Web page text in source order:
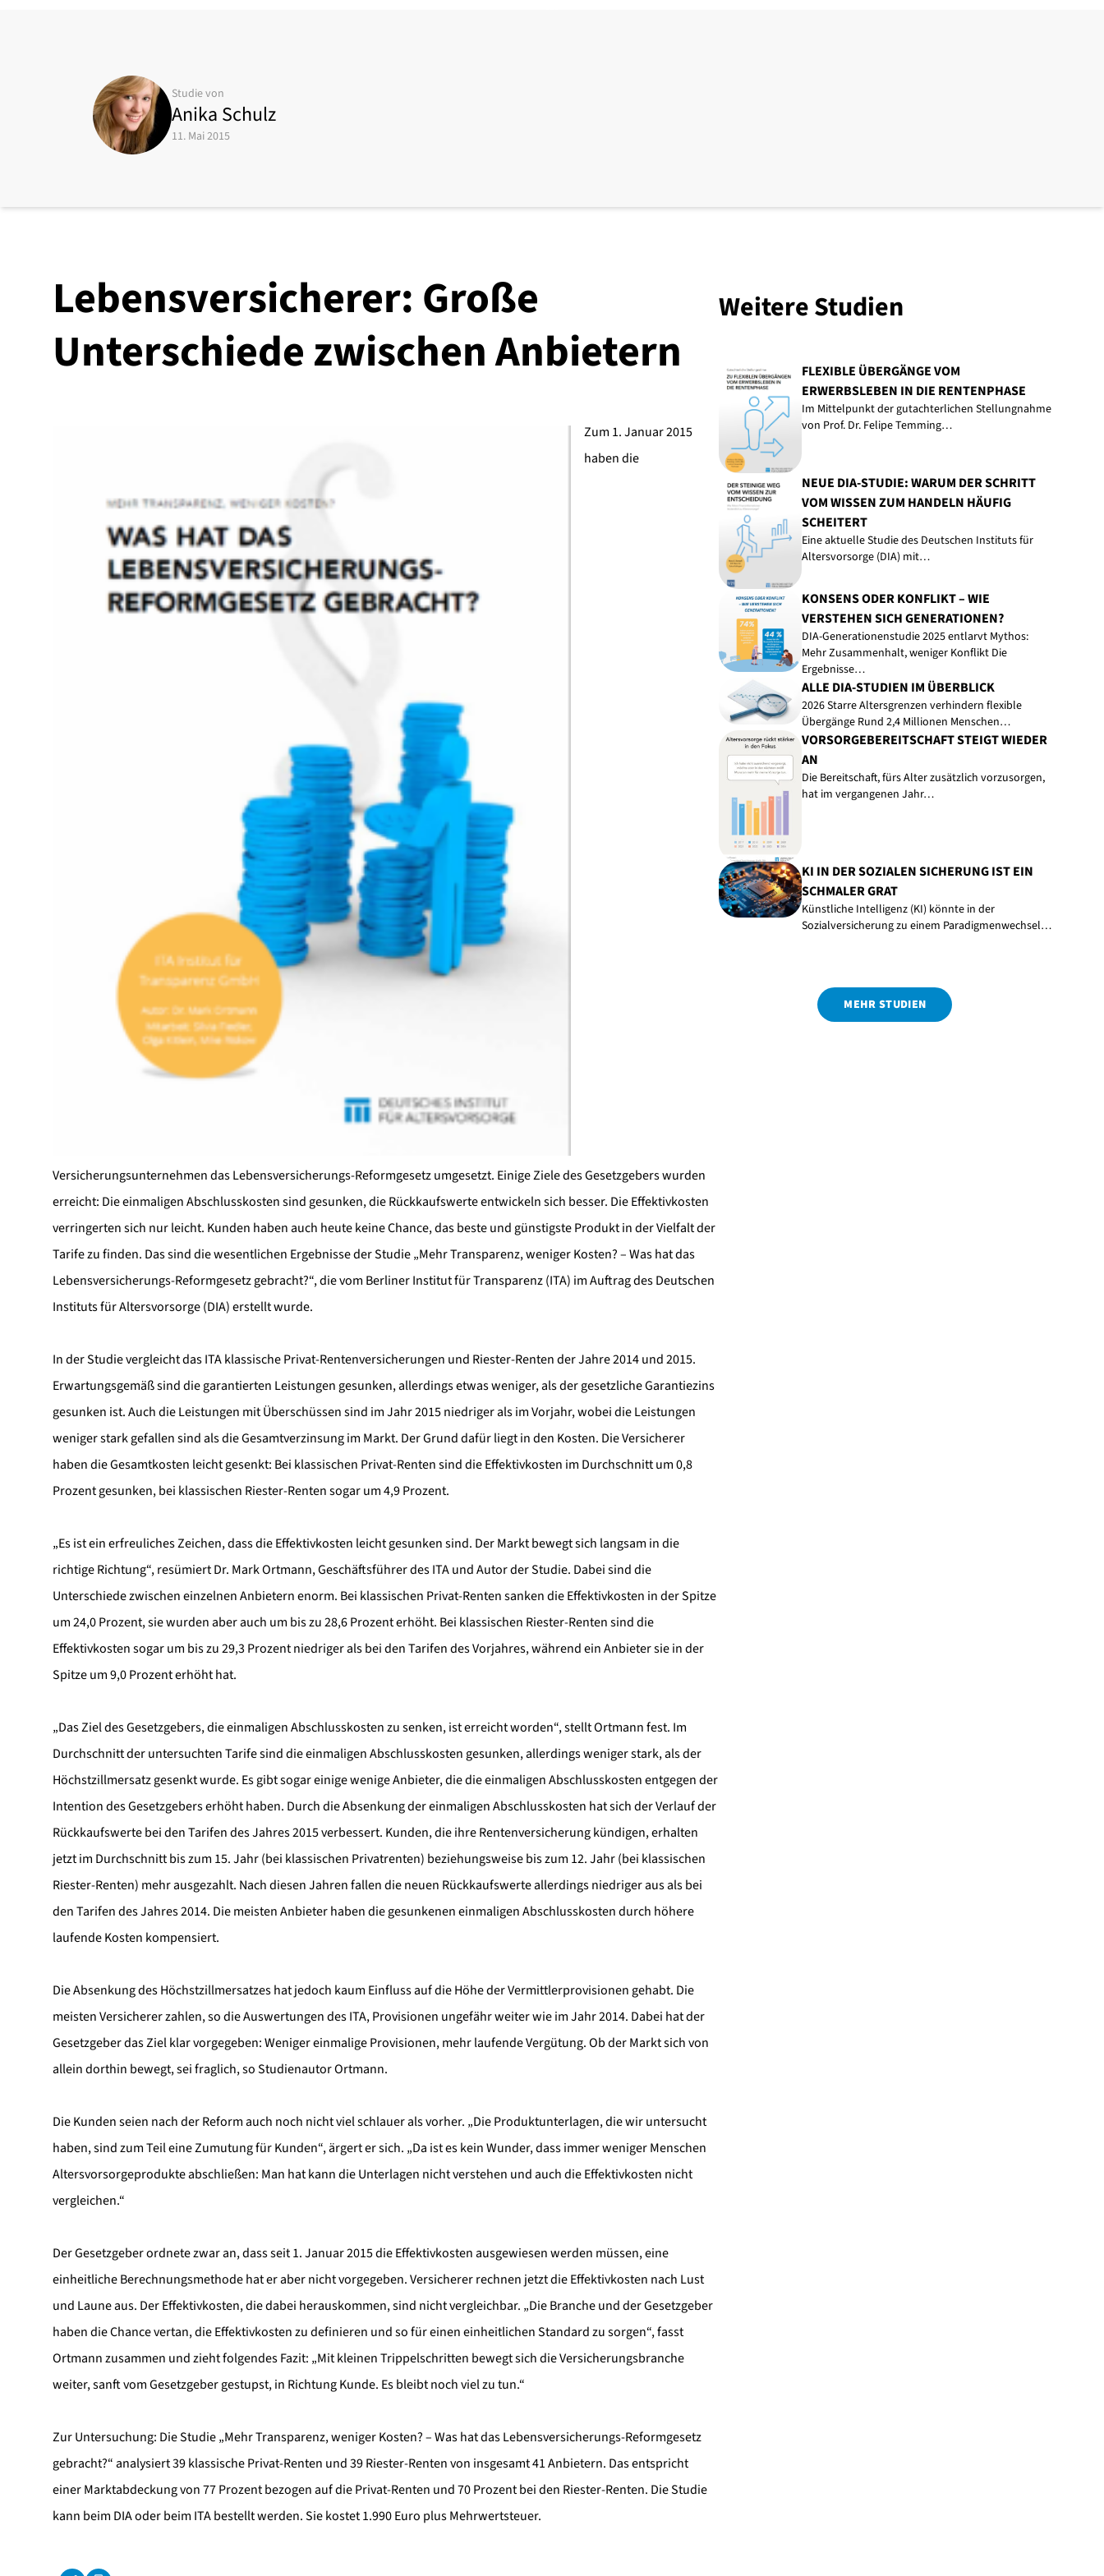
Studie von
Anika Schulz
11. Mai 2015
Lebensversicherer: Große
Unterschiede zwischen Anbietern
Zum 1. Januar 2015
haben die
Versicherungsunternehmen das Lebensversicherungs-Reform­gesetz umgesetzt. Einige Ziele des Gesetzgebers wurden
erreicht: Die einmaligen Abschlusskosten sind gesunken, die Rückkaufswerte entwickeln sich besser. Die Effektivkosten
verringerten sich nur leicht. Kunden haben auch heute keine Chance, das beste und günstigste Produkt in der Vielfalt der
Tarife zu finden. Das sind die wesentlichen Ergebnisse der Studie „Mehr Transparenz, weniger Kosten? – Was hat das
Lebensversicherungs-Reformgesetz gebracht?“, die vom Berliner Institut für Transparenz (ITA) im Auftrag des Deutschen
Instituts für Altersvorsorge (DIA) erstellt wurde.
In der Studie vergleicht das ITA klassische Privat-Renten­ver­sicherungen und Riester-Renten der Jahre 2014 und 2015.
Erwartungsgemäß sind die garantierten Leistungen gesunken, allerdings etwas weniger, als der gesetzliche Garantiezins
gesunken ist. Auch die Leistungen mit Überschüssen sind im Jahr 2015 niedriger als im Vorjahr, wobei die Leistungen
weniger stark gefallen sind als die Gesamtverzinsung im Markt. Der Grund dafür liegt in den Kosten. Die Versicherer
haben die Gesamtkosten leicht gesenkt: Bei klassischen Privat-Renten sind die Effektivkosten im Durchschnitt um 0,8
Prozent gesunken, bei klassischen Riester-Renten sogar um 4,9 Prozent.
„Es ist ein erfreuliches Zeichen, dass die Effektivkosten leicht gesunken sind. Der Markt bewegt sich langsam in die
richtige Richtung“, resümiert Dr. Mark Ortmann, Geschäftsführer des ITA und Autor der Studie. Dabei sind die
Unterschiede zwischen einzelnen Anbietern enorm. Bei klassischen Privat-Renten sanken die Effektivkosten in der Spitze
um 24,0 Prozent, sie wurden aber auch um bis zu 28,6 Prozent erhöht. Bei klassischen Riester-Renten sind die
Effektivkosten sogar um bis zu 29,3 Prozent niedriger als bei den Tarifen des Vorjahres, während ein Anbieter sie in der
Spitze um 9,0 Prozent erhöht hat.
„Das Ziel des Gesetzgebers, die einmaligen Abschlusskosten zu senken, ist erreicht worden“, stellt Ortmann fest. Im
Durchschnitt der untersuchten Tarife sind die einmaligen Abschlusskosten gesunken, allerdings weniger stark, als der
Höchstzillmersatz gesenkt wurde. Es gibt sogar einige wenige Anbieter, die die einmaligen Abschlusskosten entgegen der
Intention des Gesetzgebers erhöht haben. Durch die Absenkung der einmaligen Abschlusskosten hat sich der Verlauf der
Rückkaufswerte bei den Tarifen des Jahres 2015 verbessert. Kunden, die ihre Rentenversicherung kündigen, erhalten
jetzt im Durchschnitt bis zum 15. Jahr (bei klassischen Privatrenten) beziehungsweise bis zum 12. Jahr (bei klassischen
Riester-Renten) mehr ausgezahlt. Nach diesen Jahren fallen die neuen Rückkaufswerte allerdings niedriger aus als bei
den Tarifen des Jahres 2014. Die meisten Anbieter haben die gesunkenen einmaligen Abschlusskosten durch höhere
laufende Kosten kompensiert.
Die Absenkung des Höchstzillmersatzes hat jedoch kaum Einfluss auf die Höhe der Vermittlerprovisionen gehabt. Die
meisten Versicherer zahlen, so die Auswertungen des ITA, Provisionen ungefähr weiter wie im Jahr 2014. Dabei hat der
Gesetzgeber das Ziel klar vorgegeben: Weniger einmalige Provisionen, mehr laufende Vergütung. Ob der Markt sich von
allein dorthin bewegt, sei fraglich, so Studienautor Ortmann.
Die Kunden seien nach der Reform auch noch nicht viel schlauer als vorher. „Die Produkt­unterlagen, die wir untersucht
haben, sind zum Teil eine Zumutung für Kunden“, ärgert er sich. „Da ist es kein Wunder, dass immer weniger Menschen
Altersvorsorgeprodukte abschließen: Man hat kann die Unterlagen nicht verstehen und auch die Effektivkosten nicht
vergleichen.“
Der Gesetzgeber ordnete zwar an, dass seit 1. Januar 2015 die Effektivkosten ausgewiesen werden müssen, eine
einheitliche Berechnungsmethode hat er aber nicht vorgegeben. Versicherer rechnen jetzt die Effektivkosten nach Lust
und Laune aus. Der Effektivkosten, die dabei herauskommen, sind nicht vergleichbar. „Die Branche und der Gesetzgeber
haben die Chance vertan, die Effektivkosten zu definieren und so für einen einheitlichen Standard zu sorgen“, fasst
Ortmann zusammen und zieht folgendes Fazit: „Mit kleinen Trippelschritten bewegt sich die Versicherungsbranche
weiter, sanft vom Gesetzgeber gestupst, in Richtung Kunde. Es bleibt noch viel zu tun.“
Zur Untersuchung: Die Studie „Mehr Transparenz, weniger Kosten? – Was hat das Lebensversicherungs-Reformgesetz
gebracht?“ analysiert 39 klassische Privat-Renten und 39 Riester-Renten von insgesamt 41 Anbietern. Das entspricht
einer Marktabdeckung von 77 Prozent bezogen auf die Privat-Renten und 70 Prozent bei den Riester-Renten. Die Studie
kann beim DIA oder beim ITA bestellt werden. Sie kostet 1.990 Euro plus Mehrwertsteuer.
Weitere Studien
FLEXIBLE ÜBERGÄNGE VOM
ERWERBSLEBEN IN DIE RENTENPHASE
Im Mittelpunkt der gutachterlichen Stellungnahme
von Prof. Dr. Felipe Temming…
NEUE DIA-STUDIE: WARUM DER SCHRITT
VOM WISSEN ZUM HANDELN HÄUFIG
SCHEITERT
Eine aktuelle Studie des Deutschen Instituts für
Altersvorsorge (DIA) mit…
KONSENS ODER KONFLIKT – WIE
VERSTEHEN SICH GENERATIONEN?
DIA-Generationenstudie 2025 entlarvt Mythos:
Mehr Zusammenhalt, weniger Konflikt Die
Ergebnisse…
ALLE DIA-STUDIEN IM ÜBERBLICK
2026 Starre Altersgrenzen verhindern flexible
Übergänge Rund 2,4 Millionen Menschen…
VORSORGEBEREITSCHAFT STEIGT WIEDER
AN
Die Bereitschaft, fürs Alter zusätzlich vorzusorgen,
hat im vergangenen Jahr…
KI IN DER SOZIALEN SICHERUNG IST EIN
SCHMALER GRAT
Künstliche Intelligenz (KI) könnte in der
Sozialversicherung zu einem Paradigmenwechsel…
MEHR STUDIEN